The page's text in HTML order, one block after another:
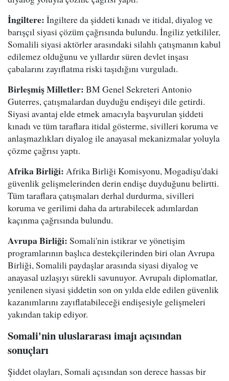
İngiltere: İngiltere da şiddeti kınadı ve itidal, diyalog ve
barışçıl siyasi çözüm çağrısında bulundu. İngiliz yetkililer,
Somalili siyasi aktörler arasındaki silahlı çatışmanın kabul
edilemez olduğunu ve yıllardır süren devlet inşası
çabalarını zayıflatma riski taşıdığını vurguladı.
Birleşmiş Milletler: BM Genel Sekreteri Antonio
Guterres, çatışmalardan duyduğu endişeyi dile getirdi.
Siyasi avantaj elde etmek amacıyla başvurulan şiddeti
kınadı ve tüm taraflara itidal gösterme, sivilleri koruma ve
anlaşmazlıkları diyalog ile anayasal mekanizmalar yoluyla
çözme çağrısı yaptı.
Afrika Birliği: Afrika Birliği Komisyonu, Mogadişu'daki
güvenlik gelişmelerinden derin endişe duyduğunu belirtti.
Tüm taraflara çatışmaları derhal durdurma, sivilleri
koruma ve gerilimi daha da artırabilecek adımlardan
kaçınma çağrısında bulundu.
Avrupa Birliği: Somali'nin istikrar ve yönetişim
programlarının başlıca destekçilerinden biri olan Avrupa
Birliği, Somalili paydaşlar arasında siyasi diyalog ve
anayasal uzlaşıyı sürekli savunuyor. Avrupalı diplomatlar,
yenilenen siyasi şiddetin son on yılda elde edilen güvenlik
kazanımlarını zayıflatabileceği endişesiyle gelişmeleri
yakından takip ediyor.
Somali'nin uluslararası imajı açısından
sonuçları
Şiddet olayları, Somali açısından son derece hassas bir